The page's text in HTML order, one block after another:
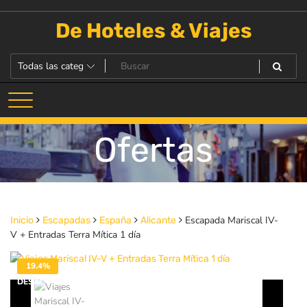
De Hoteles & Viajes
Ofertas
Inicio Escapadas España Alicante
Escapada Mariscal IV-
V + Entradas Terra Mítica 1 día
19.4%
DESACTIVADO